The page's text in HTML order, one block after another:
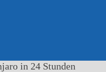
in 24 Stunden